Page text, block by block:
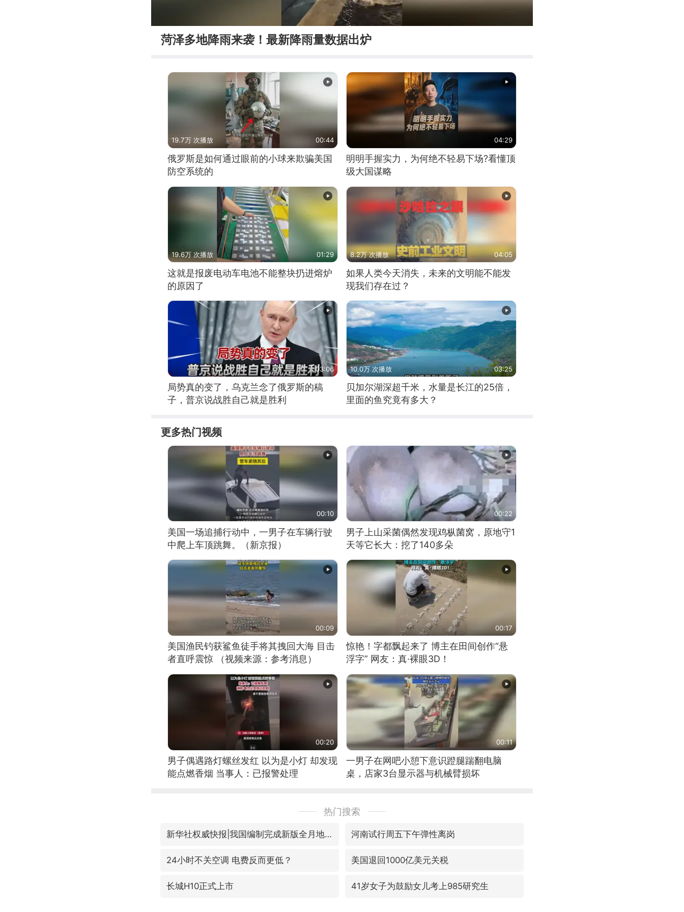
菏泽多地降雨来袭！最新降雨量数据出炉
19.7万 次播放 00:44
俄罗斯是如何通过眼前的小球来欺骗美国
防空系统的
04:29
明明手握实力，为何绝不轻易下场?看懂顶
级大国谋略
19.6万 次播放 01:29
这就是报废电动车电池不能整块扔进熔炉
的原因了
8.2万 次播放 04:05
如果人类今天消失，未来的文明能不能发
现我们存在过？
03:06
局势真的变了，乌克兰念了俄罗斯的稿
子，普京说战胜自己就是胜利
10.0万 次播放 03:25
贝加尔湖深超千米，水量是长江的25倍，
里面的鱼究竟有多大？
更多热门视频
00:10
美国一场追捕行动中，一男子在车辆行驶
中爬上车顶跳舞。（新京报）
00:22
男子上山采菌偶然发现鸡枞菌窝，原地守1
天等它长大：挖了140多朵
00:09
美国渔民钓获鲨鱼徒手将其拽回大海 目击
者直呼震惊 （视频来源：参考消息）
00:17
惊艳！字都飘起来了 博主在田间创作“悬
浮字” 网友：真·裸眼3D！
00:20
男子偶遇路灯螺丝发红 以为是小灯 却发现
能点燃香烟 当事人：已报警处理
00:11
一男子在网吧小憩下意识蹬腿踹翻电脑
桌，店家3台显示器与机械臂损坏
热门搜索
新华社权威快报|我国编制完成新版全月地质图 河南试行周五下午弹性离岗
24小时不关空调 电费反而更低？ 美国退回1000亿美元关税
长城H10正式上市 41岁女子为鼓励女儿考上985研究生